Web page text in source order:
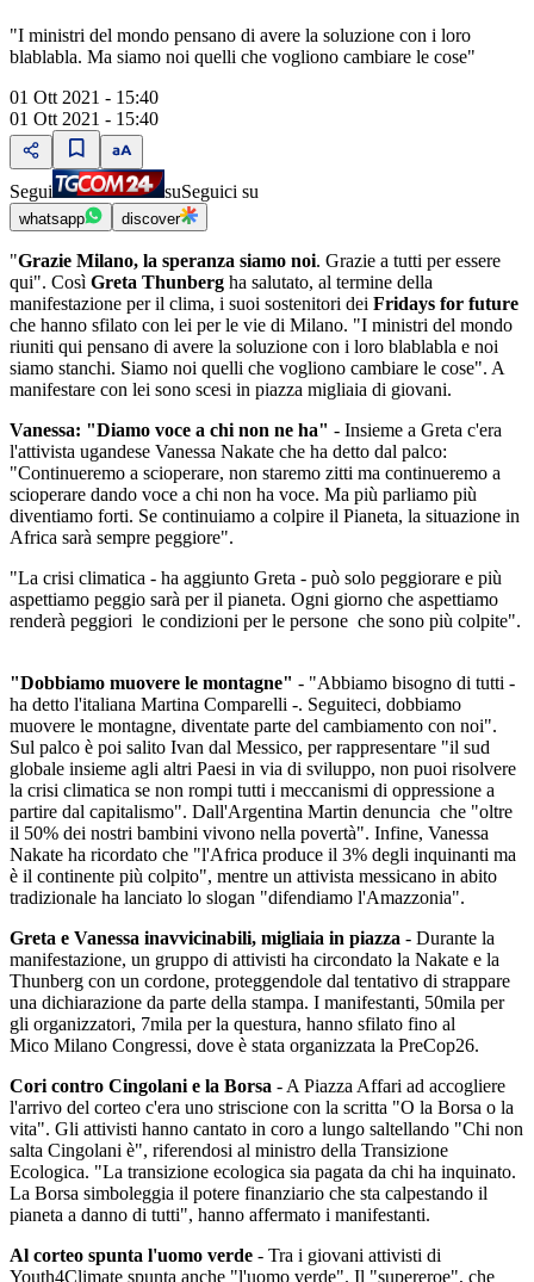
"I ministri del mondo pensano di avere la soluzione con i loro
blablabla. Ma siamo noi quelli che vogliono cambiare le cose"
01 Ott 2021 - 15:40
01 Ott 2021 - 15:40
Segui suSeguici su
whatsapp discover
"Grazie Milano, la speranza siamo noi. Grazie a tutti per essere
qui". Così Greta Thunberg ha salutato, al termine della
manifestazione per il clima, i suoi sostenitori dei Fridays for future
che hanno sfilato con lei per le vie di Milano. "I ministri del mondo
riuniti qui pensano di avere la soluzione con i loro blablabla e noi
siamo stanchi. Siamo noi quelli che vogliono cambiare le cose". A
manifestare con lei sono scesi in piazza migliaia di giovani.
Vanessa: "Diamo voce a chi non ne ha" - Insieme a Greta c'era
l'attivista ugandese Vanessa Nakate che ha detto dal palco:
"Continueremo a scioperare, non staremo zitti ma continueremo a
scioperare dando voce a chi non ha voce. Ma più parliamo più
diventiamo forti. Se continuiamo a colpire il Pianeta, la situazione in
Africa sarà sempre peggiore".
"La crisi climatica - ha aggiunto Greta - può solo peggiorare e più
aspettiamo peggio sarà per il pianeta. Ogni giorno che aspettiamo
renderà peggiori le condizioni per le persone che sono più colpite".
"Dobbiamo muovere le montagne" - "Abbiamo bisogno di tutti -
ha detto l'italiana Martina Comparelli -. Seguiteci, dobbiamo
muovere le montagne, diventate parte del cambiamento con noi".
Sul palco è poi salito Ivan dal Messico, per rappresentare "il sud
globale insieme agli altri Paesi in via di sviluppo, non puoi risolvere
la crisi climatica se non rompi tutti i meccanismi di oppressione a
partire dal capitalismo". Dall'Argentina Martin denuncia che "oltre
il 50% dei nostri bambini vivono nella povertà". Infine, Vanessa
Nakate ha ricordato che "l'Africa produce il 3% degli inquinanti ma
è il continente più colpito", mentre un attivista messicano in abito
tradizionale ha lanciato lo slogan "difendiamo l'Amazzonia".
Greta e Vanessa inavvicinabili, migliaia in piazza - Durante la
manifestazione, un gruppo di attivisti ha circondato la Nakate e la
Thunberg con un cordone, proteggendole dal tentativo di strappare
una dichiarazione da parte della stampa. I manifestanti, 50mila per
gli organizzatori, 7mila per la questura, hanno sfilato fino al
Mico Milano Congressi, dove è stata organizzata la PreCop26.
Cori contro Cingolani e la Borsa - A Piazza Affari ad accogliere
l'arrivo del corteo c'era uno striscione con la scritta "O la Borsa o la
vita". Gli attivisti hanno cantato in coro a lungo saltellando "Chi non
salta Cingolani è", riferendosi al ministro della Transizione
Ecologica. "La transizione ecologica sia pagata da chi ha inquinato.
La Borsa simboleggia il potere finanziario che sta calpestando il
pianeta a danno di tutti", hanno affermato i manifestanti.
Al corteo spunta l'uomo verde - Tra i giovani attivisti di
Youth4Climate spunta anche "l'uomo verde". Il "supereroe", che